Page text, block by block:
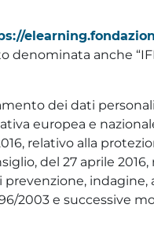
denominata anche
dei dati
europea e
relativo alla
del 27 aprile
2003 e successive